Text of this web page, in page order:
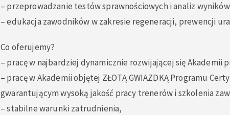
– przeprowadzanie testów sprawnościowych i analiz
– edukacja zawodników w zakresie regeneracji, prewencji
Co oferujemy?
– pracę w najbardziej dynamicznie rozwijającej się Akademii
– pracę w Akademii objętej ZŁOTĄ GWIAZDKĄ Programu
gwarantującym wysoką jakość pracy trenerów i szkolenia
–stabilne warunki zatrudnienia,